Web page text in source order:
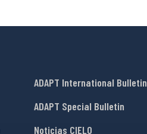
ADAPT International Bulletin
ADAPT Special Bulletin
Noticias CIELO